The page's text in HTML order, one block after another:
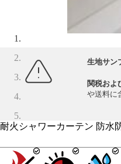
生地サン
関税およ
や送料に
耐火シャワーカーテン 防水